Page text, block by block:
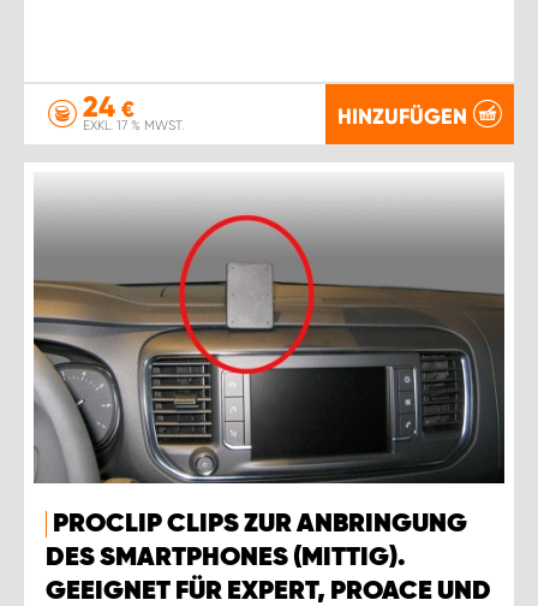
24 €
EXKL. 17 % MWST. HINZUFÜGEN
PROCLIP CLIPS ZUR ANBRINGUNG
DES SMARTPHONES (MITTIG).
GEEIGNET FÜR EXPERT, PROACE UND